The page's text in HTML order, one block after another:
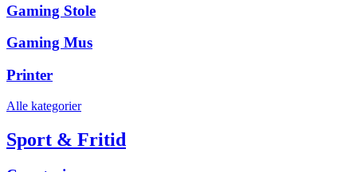
Gaming Stole
Gaming Mus
Printer
Alle kategorier
Sport & Fritid